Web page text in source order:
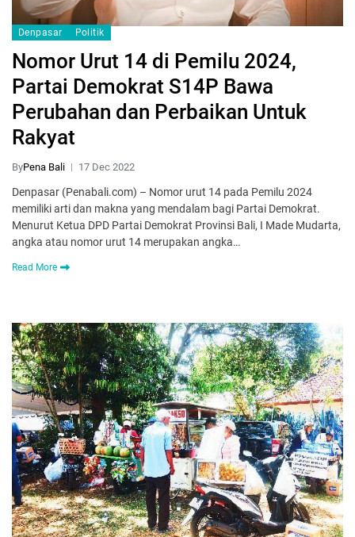
Denpasar Politik
Nomor Urut 14 di Pemilu 2024,
Partai Demokrat S14P Bawa
Perubahan dan Perbaikan Untuk
Rakyat
ByPena Bali 17 Dec 2022
Denpasar (Penabali.com) – Nomor urut 14 pada Pemilu 2024
memiliki arti dan makna yang mendalam bagi Partai Demokrat.
Menurut Ketua DPD Partai Demokrat Provinsi Bali, I Made Mudarta,
angka atau nomor urut 14 merupakan angka…
Read More